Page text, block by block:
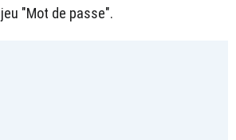
"Mot de passe".